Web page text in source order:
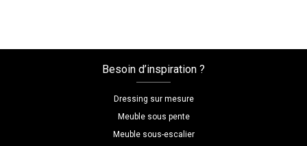
Besoin d’inspiration ?
Dressing sur mesure
Meuble sous pente
Meuble sous-escalier